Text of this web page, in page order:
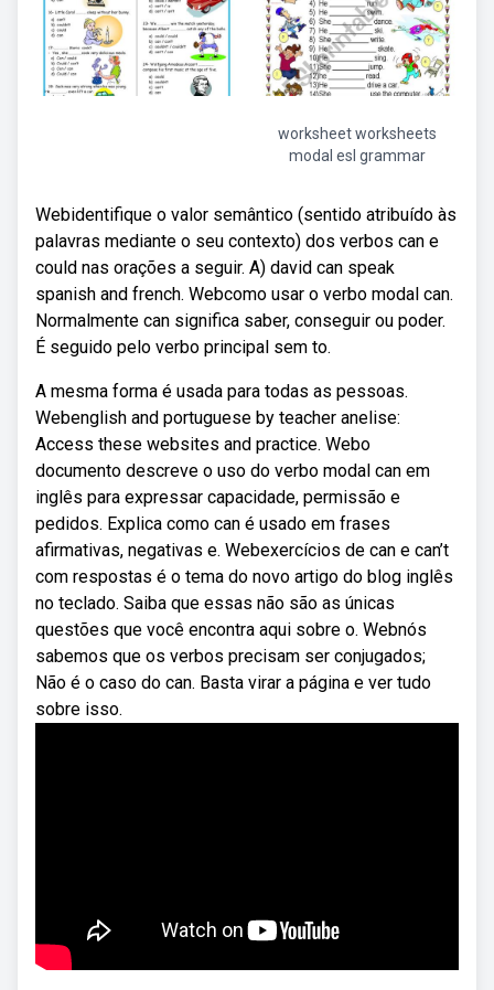
worksheet worksheets
modal esl grammar
Webidentifique o valor semântico (sentido atribuído às
palavras mediante o seu contexto) dos verbos can e
could nas orações a seguir. A) david can speak
spanish and french. Webcomo usar o verbo modal can.
Normalmente can significa saber, conseguir ou poder.
É seguido pelo verbo principal sem to.
A mesma forma é usada para todas as pessoas.
Webenglish and portuguese by teacher anelise:
Access these websites and practice. Webo
documento descreve o uso do verbo modal can em
inglês para expressar capacidade, permissão e
pedidos. Explica como can é usado em frases
afirmativas, negativas e. Webexercícios de can e can’t
com respostas é o tema do novo artigo do blog inglês
no teclado. Saiba que essas não são as únicas
questões que você encontra aqui sobre o. Webnós
sabemos que os verbos precisam ser conjugados;
Não é o caso do can. Basta virar a página e ver tudo
sobre isso.